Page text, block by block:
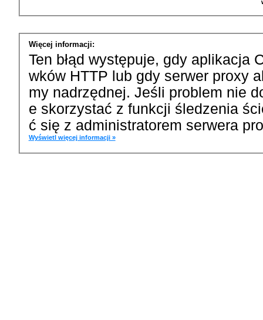
Więcej informacji:
Ten błąd występuje, gdy aplikacja
wków HTTP lub gdy serwer proxy
my nadrzędnej. Jeśli problem nie
e skorzystać z funkcji śledzenia
ć się z administratorem serwera
Wyświetl więcej informacji »